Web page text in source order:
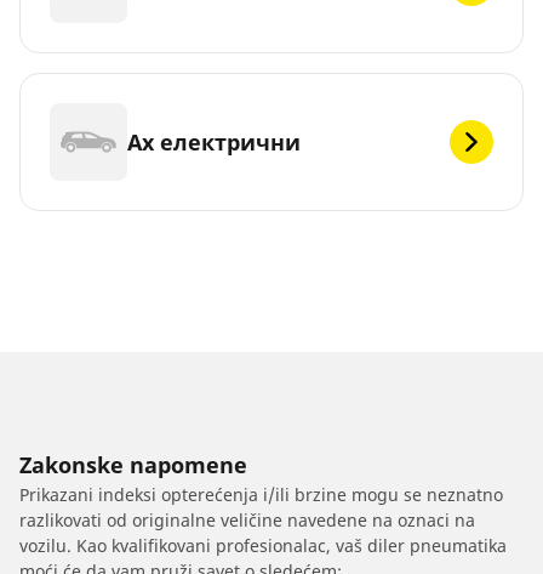
Ax електрични
Zakonske napomene
Prikazani indeksi opterećenja i/ili brzine mogu se neznatno
razlikovati od originalne veličine navedene na oznaci na
vozilu. Kao kvalifikovani profesionalac, vaš diler pneumatika